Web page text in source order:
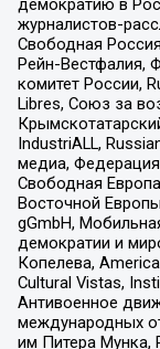
демократию в
журналистов-
Свободная
Рейн-Вестфалия,
комитет России,
Libres, Союз за
IndustriALL,
медиа, Федерация
Свободная
Восточной
gGmbH,
демократии и
Копелева,
Cultural Vistas,
Антивоенное
международных
им Питера Мунка,